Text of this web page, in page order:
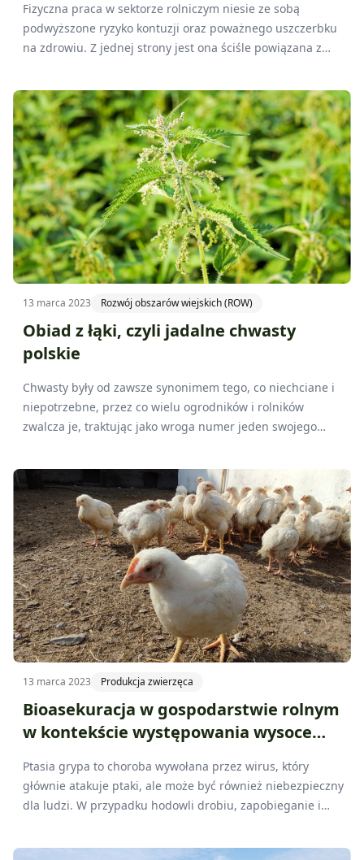
Fizyczna praca w sektorze rolniczym niesie ze sobą
podwyższone ryzyko kontuzji oraz poważnego uszczerbku
na zdrowiu. Z jednej strony jest ona ściśle powiązana z
ukierunkowanych na produkcję roślinną gospodarstwach)
zaś z drugiej (w przypadku gospodarstw specjalizujących
się w produkcji zwierzęcej) rolnik dodatkowo każdego dnia
musi zmagać się z profesjonalną obsługą poszczególnych
gatunków zwierząt.
13 marca 2023 Rozwój obszarów wiejskich (ROW)
Obiad z łąki, czyli jadalne chwasty
polskie
Chwasty były od zawsze synonimem tego, co niechciane i
niepotrzebne, przez co wielu ogrodników i rolników
zwalcza je, traktując jako wroga numer jeden swojego
jest dość umowne.
13 marca 2023 Produkcja zwierzęca
Bioasekuracja w gospodarstwie rolnym
w kontekście występowania wysoce
Ptasia grypa to choroba wywołana przez wirus, który
głównie atakuje ptaki, ale może być również niebezpieczny
dla ludzi. W przypadku hodowli drobiu, zapobieganie i
dla zdrowia ptaków, jak i dla zdrowia ludzi, którzy mogą